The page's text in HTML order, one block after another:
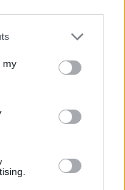
my
belüli